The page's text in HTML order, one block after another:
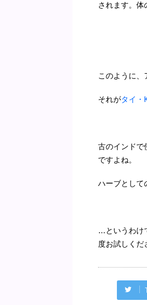
されます。体
このように、
それがタイ・
古のインドで
ですよね。
ハーブとして
…というわけ
度お試しくだ